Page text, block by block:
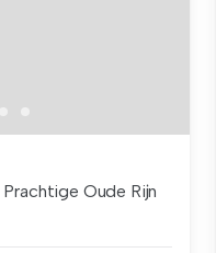
Oude Rijn